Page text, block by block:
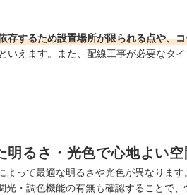
存するため設置場所が限られる点や、
といえます。また、配線工事が必要なタ
明るさ・光色で心地よい
よって最適な明るさや光色が異なりま
・調色機能の有無も確認することで、